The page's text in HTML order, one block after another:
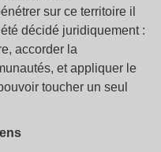
sur ce territoire il
décidé juridiquement :
accorder la
et appliquer le
toucher un seul